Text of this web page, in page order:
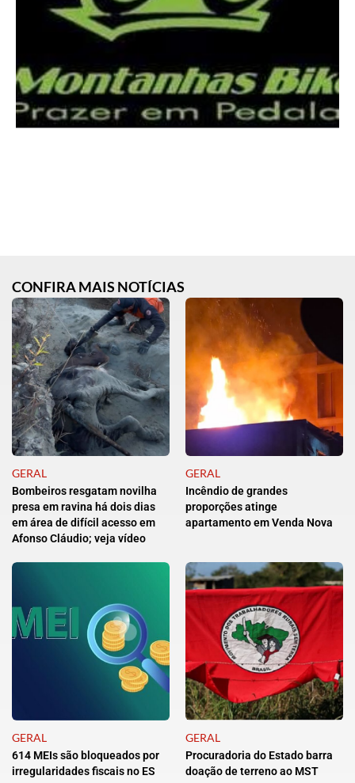
CONFIRA MAIS NOTÍCIAS
GERAL
Bombeiros resgatam novilha
presa em ravina há dois dias
em área de difícil acesso em
Afonso Cláudio; veja vídeo
GERAL
Incêndio de grandes
proporções atinge
apartamento em Venda Nova
GERAL
614 MEIs são bloqueados por
irregularidades fiscais no ES
GERAL
Procuradoria do Estado barra
doação de terreno ao MST